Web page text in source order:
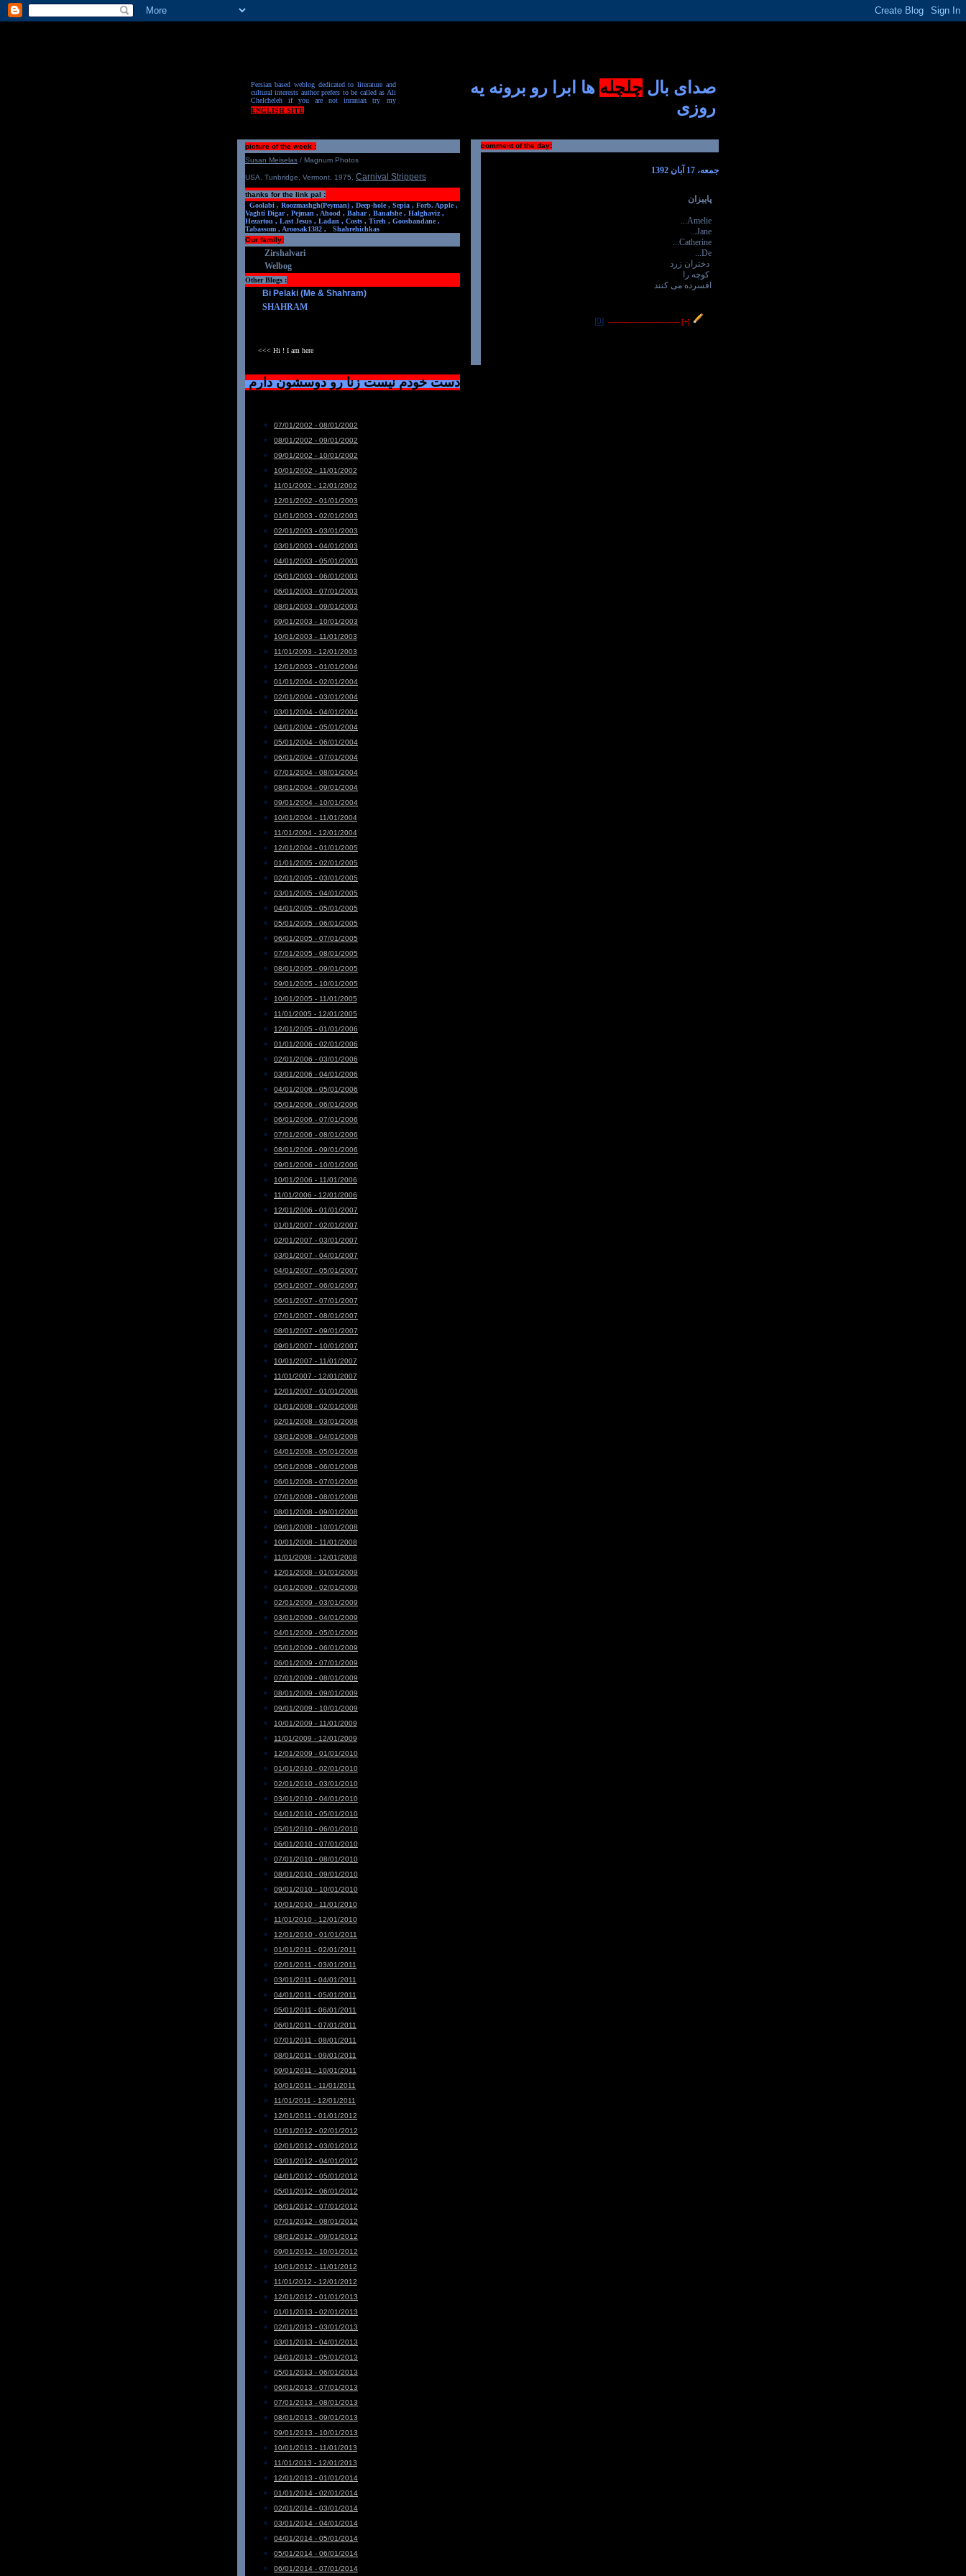
Persian based weblog dedicated to literature and
cultural interests author prefers to be called as Ali
Chelcheleh if you are not inranian try my
ENGLISH SITE
صدای بال چلچله ها ابرا رو برونه یه
روزی
comment of the day:
جمعه، 17 آبان 1392
پاییزان
Amelie...
Jane...
Catherine...
De...
دختران زرد
کوچه را
افسرده می کنند
[+]
---------------------------------
[0]
picture of the week :
Susan Meiselas / Magnum Photos
USA. Tunbridge, Vermont. 1975 Carnival Strippers
thanks for the link pal :
Goolabi , Roozmashgh(Peyman) , Deep-hole , Sepia , Forb. Apple ,
Vaghti Digar , Pejman , Ahood , Bahar , Banafshe , Halghaviz ,
Hezartou , Last Jesus , Ladan , Costs , Tireh , Goosbandane ,
Tabassom , Aroosak1382 ,
Shahrehichkas
Our family:
Zirshalvari
Welbog
Other Blogs :
Bi Pelaki (Me & Shahram)
SHAHRAM
<<< Hi ! I am here
دست خودم نیست زنا رو دوسشون دارم
07/01/2002 - 08/01/2002
08/01/2002 - 09/01/2002
09/01/2002 - 10/01/2002
10/01/2002 - 11/01/2002
11/01/2002 - 12/01/2002
12/01/2002 - 01/01/2003
01/01/2003 - 02/01/2003
02/01/2003 - 03/01/2003
03/01/2003 - 04/01/2003
04/01/2003 - 05/01/2003
05/01/2003 - 06/01/2003
06/01/2003 - 07/01/2003
08/01/2003 - 09/01/2003
09/01/2003 - 10/01/2003
10/01/2003 - 11/01/2003
11/01/2003 - 12/01/2003
12/01/2003 - 01/01/2004
01/01/2004 - 02/01/2004
02/01/2004 - 03/01/2004
03/01/2004 - 04/01/2004
04/01/2004 - 05/01/2004
05/01/2004 - 06/01/2004
06/01/2004 - 07/01/2004
07/01/2004 - 08/01/2004
08/01/2004 - 09/01/2004
09/01/2004 - 10/01/2004
10/01/2004 - 11/01/2004
11/01/2004 - 12/01/2004
12/01/2004 - 01/01/2005
01/01/2005 - 02/01/2005
02/01/2005 - 03/01/2005
03/01/2005 - 04/01/2005
04/01/2005 - 05/01/2005
05/01/2005 - 06/01/2005
06/01/2005 - 07/01/2005
07/01/2005 - 08/01/2005
08/01/2005 - 09/01/2005
09/01/2005 - 10/01/2005
10/01/2005 - 11/01/2005
11/01/2005 - 12/01/2005
12/01/2005 - 01/01/2006
01/01/2006 - 02/01/2006
02/01/2006 - 03/01/2006
03/01/2006 - 04/01/2006
04/01/2006 - 05/01/2006
05/01/2006 - 06/01/2006
06/01/2006 - 07/01/2006
07/01/2006 - 08/01/2006
08/01/2006 - 09/01/2006
09/01/2006 - 10/01/2006
10/01/2006 - 11/01/2006
11/01/2006 - 12/01/2006
12/01/2006 - 01/01/2007
01/01/2007 - 02/01/2007
02/01/2007 - 03/01/2007
03/01/2007 - 04/01/2007
04/01/2007 - 05/01/2007
05/01/2007 - 06/01/2007
06/01/2007 - 07/01/2007
07/01/2007 - 08/01/2007
08/01/2007 - 09/01/2007
09/01/2007 - 10/01/2007
10/01/2007 - 11/01/2007
11/01/2007 - 12/01/2007
12/01/2007 - 01/01/2008
01/01/2008 - 02/01/2008
02/01/2008 - 03/01/2008
03/01/2008 - 04/01/2008
04/01/2008 - 05/01/2008
05/01/2008 - 06/01/2008
06/01/2008 - 07/01/2008
07/01/2008 - 08/01/2008
08/01/2008 - 09/01/2008
09/01/2008 - 10/01/2008
10/01/2008 - 11/01/2008
11/01/2008 - 12/01/2008
12/01/2008 - 01/01/2009
01/01/2009 - 02/01/2009
02/01/2009 - 03/01/2009
03/01/2009 - 04/01/2009
04/01/2009 - 05/01/2009
05/01/2009 - 06/01/2009
06/01/2009 - 07/01/2009
07/01/2009 - 08/01/2009
08/01/2009 - 09/01/2009
09/01/2009 - 10/01/2009
10/01/2009 - 11/01/2009
11/01/2009 - 12/01/2009
12/01/2009 - 01/01/2010
01/01/2010 - 02/01/2010
02/01/2010 - 03/01/2010
03/01/2010 - 04/01/2010
04/01/2010 - 05/01/2010
05/01/2010 - 06/01/2010
06/01/2010 - 07/01/2010
07/01/2010 - 08/01/2010
08/01/2010 - 09/01/2010
09/01/2010 - 10/01/2010
10/01/2010 - 11/01/2010
11/01/2010 - 12/01/2010
12/01/2010 - 01/01/2011
01/01/2011 - 02/01/2011
02/01/2011 - 03/01/2011
03/01/2011 - 04/01/2011
04/01/2011 - 05/01/2011
05/01/2011 - 06/01/2011
06/01/2011 - 07/01/2011
07/01/2011 - 08/01/2011
08/01/2011 - 09/01/2011
09/01/2011 - 10/01/2011
10/01/2011 - 11/01/2011
11/01/2011 - 12/01/2011
12/01/2011 - 01/01/2012
01/01/2012 - 02/01/2012
02/01/2012 - 03/01/2012
03/01/2012 - 04/01/2012
04/01/2012 - 05/01/2012
05/01/2012 - 06/01/2012
06/01/2012 - 07/01/2012
07/01/2012 - 08/01/2012
08/01/2012 - 09/01/2012
09/01/2012 - 10/01/2012
10/01/2012 - 11/01/2012
11/01/2012 - 12/01/2012
12/01/2012 - 01/01/2013
01/01/2013 - 02/01/2013
02/01/2013 - 03/01/2013
03/01/2013 - 04/01/2013
04/01/2013 - 05/01/2013
05/01/2013 - 06/01/2013
06/01/2013 - 07/01/2013
07/01/2013 - 08/01/2013
08/01/2013 - 09/01/2013
09/01/2013 - 10/01/2013
10/01/2013 - 11/01/2013
11/01/2013 - 12/01/2013
12/01/2013 - 01/01/2014
01/01/2014 - 02/01/2014
02/01/2014 - 03/01/2014
03/01/2014 - 04/01/2014
04/01/2014 - 05/01/2014
05/01/2014 - 06/01/2014
06/01/2014 - 07/01/2014